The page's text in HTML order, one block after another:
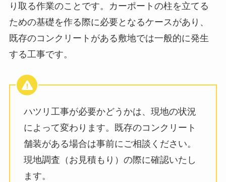
り取る作業のことです。カーポートの柱を立てる
ための基礎を作る際に必要となるケースがあり、
既存のコンクリートがある敷地では一般的に発生
する工事です。
ハツリ工事が必要かどうかは、現地の状況
によって変わります。既存のコンクリート
舗装がある場合は事前にご相談ください。
現地調査（お見積もり）の際に確認いたし
ます。